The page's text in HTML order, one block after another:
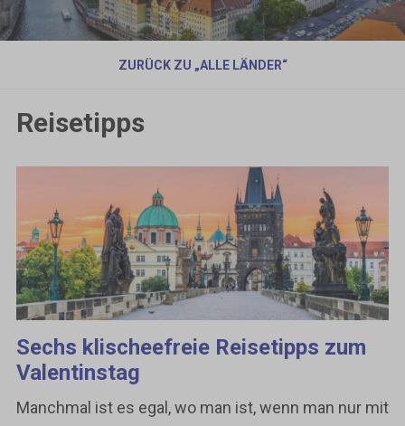
ZURÜCK ZU „ALLE LÄNDER“
Reisetipps
Sechs klischeefreie Reisetipps zum
Valentinstag
Manchmal ist es egal, wo man ist, wenn man nur mit